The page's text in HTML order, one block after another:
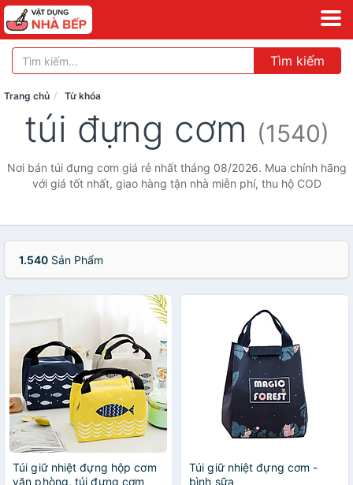
Tìm kiếm
Trang chủ Từ khóa
túi đựng cơm (1540)
Nơi bán túi đựng cơm giá rẻ nhất tháng 08/2026. Mua chính hãng
với giá tốt nhất, giao hàng tận nhà miễn phí, thu hộ COD
1.540 Sản Phẩm
Túi giữ nhiệt đựng hộp cơm
văn phòng, túi đựng cơm
Túi giữ nhiệt đựng cơm -
bình sữa